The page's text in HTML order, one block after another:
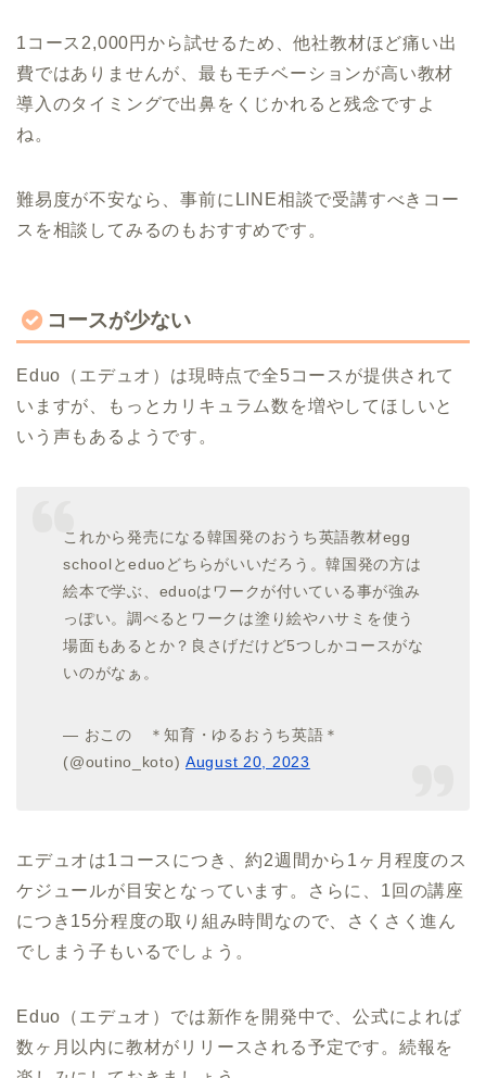
1コース2,000円から試せるため、他社教材ほど痛い出
費ではありませんが、最もモチベーションが高い教材
導入のタイミングで出鼻をくじかれると残念ですよ
ね。
難易度が不安なら、事前にLINE相談で受講すべきコー
スを相談してみるのもおすすめです。
コースが少ない
Eduo（エデュオ）は現時点で全5コースが提供されて
いますが、もっとカリキュラム数を増やしてほしいと
いう声もあるようです。
これから発売になる韓国発のおうち英語教材egg
schoolとeduoどちらがいいだろう。韓国発の方は
絵本で学ぶ、eduoはワークが付いている事が強み
っぽい。調べるとワークは塗り絵やハサミを使う
場面もあるとか？良さげだけど5つしかコースがな
いのがなぁ。
— おこの ＊知育・ゆるおうち英語＊
(@outino_koto) August 20, 2023
エデュオは1コースにつき、約2週間から1ヶ月程度のス
ケジュールが目安となっています。さらに、1回の講座
につき15分程度の取り組み時間なので、さくさく進ん
でしまう子もいるでしょう。
Eduo（エデュオ）では新作を開発中で、公式によれば
数ヶ月以内に教材がリリースされる予定です。続報を